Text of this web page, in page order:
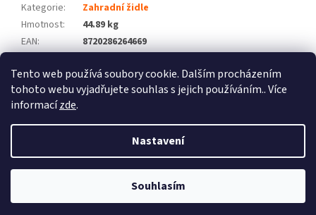
Tento web používá soubory cookie. Dalším procházením
tohoto webu vyjadřujete souhlas s jejich používáním.. Více
informacízde.
Nastavení
Souhlasím
Kategorie:
Zahradní židle
Hmotnost:
44.89 kg
EAN:
8720286264669
Počet balíků: 3
Vytvořil Shoptet
Zboží XL. Všechna práva vyhrazena.